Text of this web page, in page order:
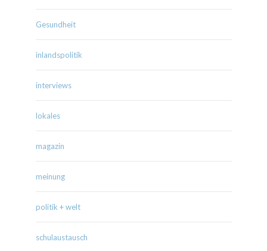
Gesundheit
inlandspolitik
interviews
lokales
magazin
meinung
politik + welt
schulaustausch